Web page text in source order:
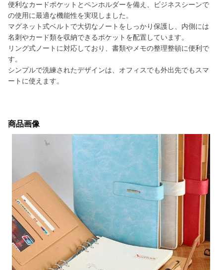
便利なカードポケットとペンホルダーを備え、ビジネスシーンで
の使用に最適な機能性を実現しました。
マグネット式ベルトで大切なノートをしっかり保護し、内側には
名刺やカード類を収納できるポケットを配置しています。
リング式ノートに対応しており、書類やメモの整理整頓に便利で
す。
シンプルで洗練されたデザインは、オフィスでも外出先でもスマ
ートに使えます。
商品画像